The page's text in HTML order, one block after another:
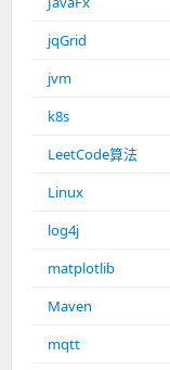
jqGrid
jvm
k8s
LeetCode算法
Linux
log4j
matplotlib
Maven
mqtt